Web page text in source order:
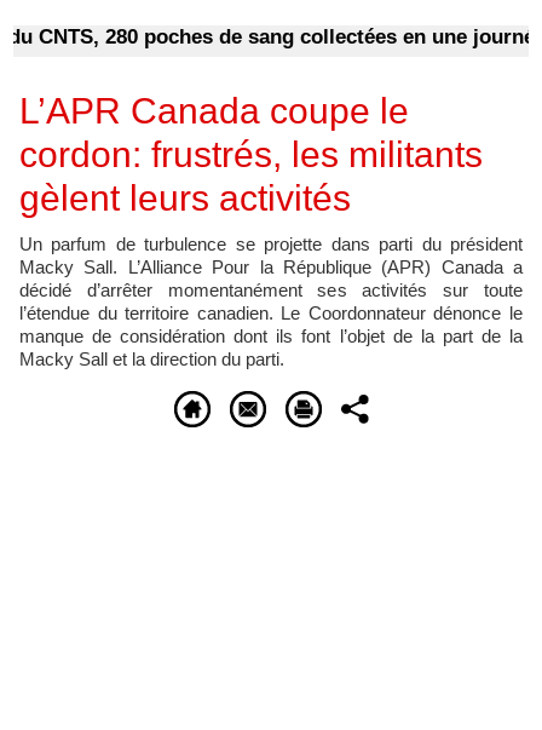
280 poches de sang collectées en une journée
L’APR Canada coupe le
cordon: frustrés, les militants
gèlent leurs activités
Un parfum de turbulence se projette dans parti du président
Macky Sall. L’Alliance Pour la République (APR) Canada a
décidé d’arrêter momentanément ses activités sur toute
l’étendue du territoire canadien. Le Coordonnateur dénonce le
manque de considération dont ils font l’objet de la part de la
Macky Sall et la direction du parti.